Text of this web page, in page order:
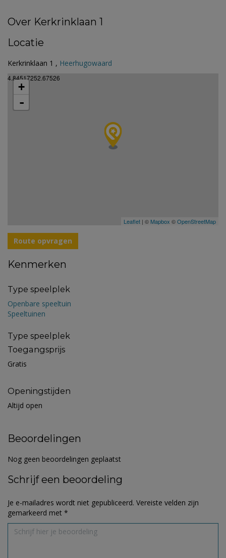
Over Kerkrinklaan 1
Locatie
Kerkrinklaan 1 , Heerhugowaard
4.84517252.67526
+
-
Leaflet | © Mapbox ©OpenStreetMap
Route opvragen
Kenmerken
Type speelplek
Openbare speeltuin
Speeltuinen
Type speelplek
Toegangsprijs
Gratis
Openingstijden
Altijd open
Beoordelingen
Nog geen beoordelingen geplaatst
Schrijf een beoordeling
Je e-mailadres wordt niet gepubliceerd. Vereiste velden zijn
gemarkeerd met *